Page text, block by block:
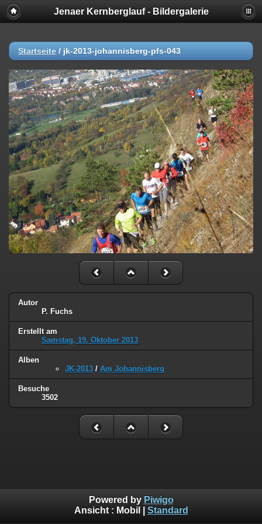
Jenaer Kernberglauf - Bildergalerie
Startseite / jk-2013-johannisberg-pfs-043
Autor
P. Fuchs
Erstellt am
Samstag, 19. Oktober 2013
Alben
JK-2013 / Am Johannisberg
Besuche
3502
Powered by Piwigo
Ansicht : Mobil Standard